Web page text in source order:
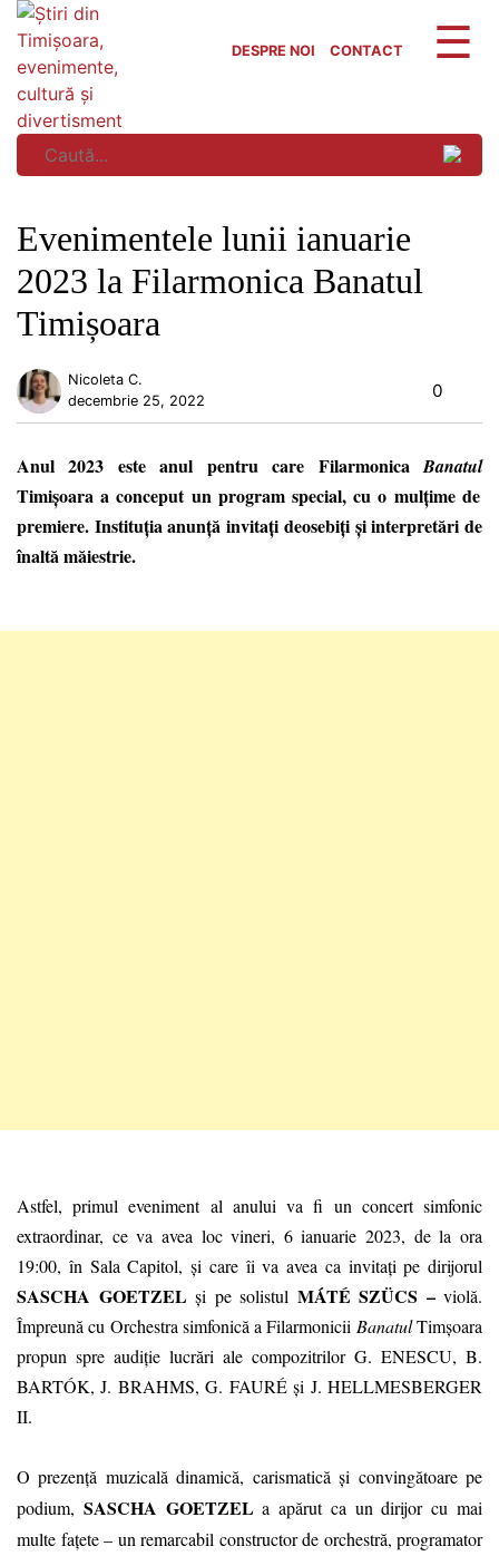
Skip
content
DESPRE NOI CONTACT
Evenimentele lunii ianuarie
2023 la Filarmonica Banatul
Timișoara
Nicoleta C.
decembrie 25, 2022
0
Anul 2023 este anul pentru care FilarmonicaBanatul
Timișoara a conceput un program special, cu o mulțime de
premiere. Instituția anunță invitați deosebiți și interpretări de
înaltă măiestrie.
Astfel, primul eveniment al anului va fi un concert simfonic
extraordinar, ce va avea loc vineri, 6 ianuarie 2023, de la ora
19:00, în Sala Capitol, și care îi va avea ca invitați pe dirijorul
SASCHA GOETZEL și pe solistul MÁTÉ SZÜCS – violă.
Împreună cu Orchestra simfonică a Filarmonicii BanatulTimșoara
propun spre audiție lucrări ale compozitrilor G. ENESCU, B.
BARTÓK, J. BRAHMS, G. FAURÉ și J. HELLMESBERGER
II.
O prezență muzicală dinamică, carismatică și convingătoare pe
podium, SASCHA GOETZELa apărut ca un dirijor cu mai
multe fațete – un remarcabil constructor de orchestră, programator